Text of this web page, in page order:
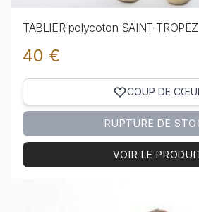
TABLIER polycoton SAINT-
40 €
COUP DE
RUPTURE DE
VOIR LE